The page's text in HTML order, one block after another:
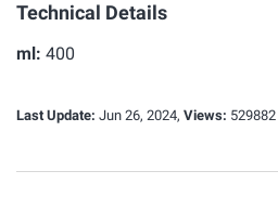
Technical Details
ml: 400
Last Update: Jun 26, 2024, Views: 529882